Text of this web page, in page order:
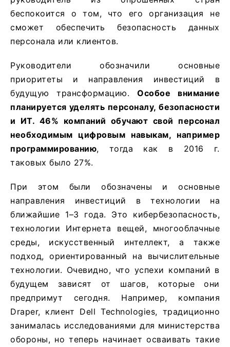
беспокоится о том, что его организация не
сможет обеспечить безопасность данных
персонала или клиентов.
Руководители обозначили основные
приоритеты и направления инвестиций в
будущую трансформацию.Особое внимание
планируется уделять персоналу, безопасности
и ИТ. 46% компаний обучают свой персонал
необходимым цифровым навыкам, например
программированию, тогда как в 2016 г.
таковых было 27%.
При этом были обозначены и основные
направления инвестиций в технологии на
ближайшие 1–3 года. Это кибербезопасность,
технологии Интернета вещей, многооблачные
среды, искусственный интеллект, а также
подход, ориентированный на вычислительные
технологии. Очевидно, что успехи компаний в
будущем зависят от шагов, которые они
предпримут сегодня. Например, компания
Draper, клиент Dell Technologies, традиционно
занималась исследованиями для министерства
обороны, но теперь начинает осваивать такие